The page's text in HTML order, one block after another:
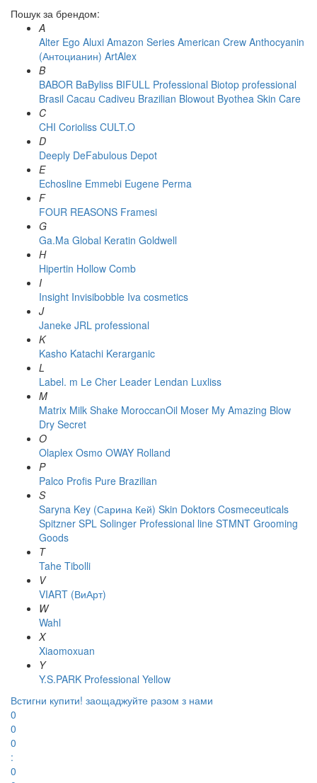
Пошук за брендом:
A
Alter Ego Aluxi Amazon Series American Crew Anthocyanin
(Антоцианин) ArtAlex
B
BABOR BaByliss BIFULL Professional Biotop professional
Brasil Cacau Сadiveu Brazilian Blowout Byothea Skin Care
C
CHI Corioliss CULT.O
D
Deeply DeFabulous Depot
E
Echosline Emmebi Eugene Perma
F
FOUR REASONS Framesi
G
Ga.Ma Global Keratin Goldwell
H
Hipertin Hollow Comb
I
Insight Invisibobble Iva cosmetics
J
Janeke JRL professional
K
Kasho Katachi Kerarganic
L
Label. m Le Cher Leader Lendan Luxliss
M
Matrix Milk Shake MoroccanOil Moser My Amazing Blow
Dry Secret
O
Olaplex Osmo OWAY Rolland
P
Palco Profis Pure Brazilian
S
Saryna Key (Сарина Кей) Skin Doktors Cosmeceuticals
Spitzner SPL Solinger Professional line STMNT Grooming
Goods
T
Tahe Tibolli
V
VIART (ВиАрт)
W
Wahl
X
Xiaomoxuan
Y
Y.S.PARK Professional Yellow
Встигни купити! заощаджуйте разом з нами
0
0
0
:
0